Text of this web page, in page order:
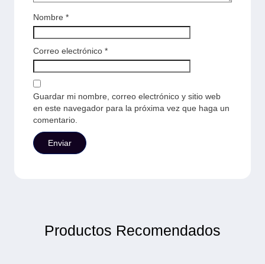
Nombre *
Correo electrónico *
Guardar mi nombre, correo electrónico y sitio web
en este navegador para la próxima vez que haga un
comentario.
Productos Recomendados